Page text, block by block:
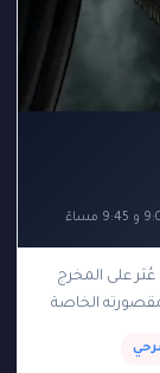
على المخرج
الخاصة